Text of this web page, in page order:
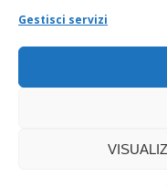
Gestisci servizi
Cookie Policy